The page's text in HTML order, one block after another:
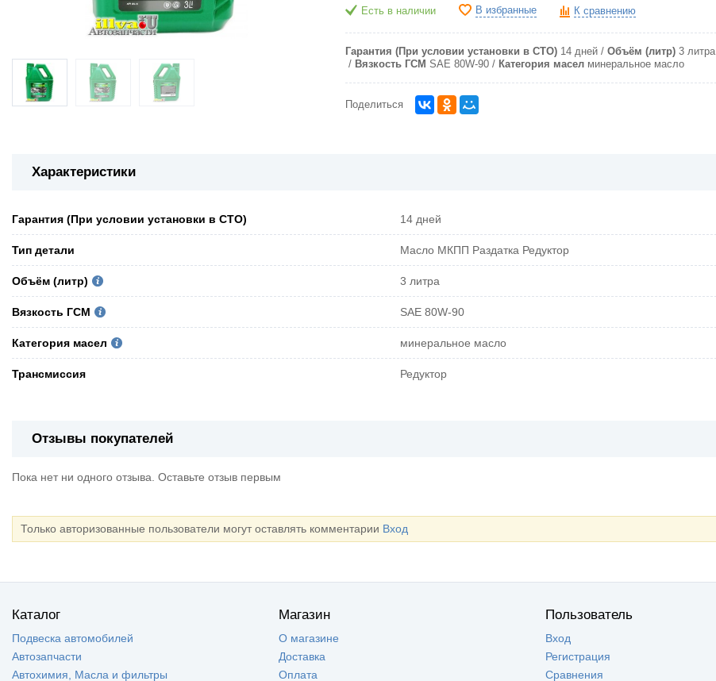
Есть в наличии В избранные К сравнению
Гарантия (При условии установки в СТО) 14 дней Объём (литр) 3 литра
Вязкость ГСМ SAE 80W-90 Категория масел минеральное масло
Поделиться
Характеристики
Гарантия (При условии установки в СТО) 14 дней
Тип детали Масло МКПП Раздатка Редуктор
Объём (литр) 3 литра
Вязкость ГСМ SAE 80W-90
Категория масел минеральное масло
Трансмиссия Редуктор
Отзывы покупателей
Пока нет ни одного отзыва. Оставьте отзыв первым
Только авторизованные пользователи могут оставлять комментарии Вход
Каталог
Подвеска автомобилей
Автозапчасти
Автохимия, Масла и фильтры
Магазин
О магазине
Доставка
Оплата
Пользователь
Вход
Регистрация
Сравнения